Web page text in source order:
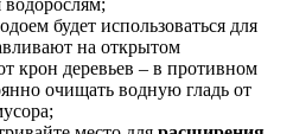
водорослям;
будет использоваться для
на открытом
крон деревьев – в противном
очищать водную гладь от